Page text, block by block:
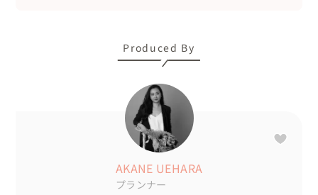
お子様ゲストは、会場内に設置されたキッズコーナーで終
おふたりのご両親も、楽しそうにお孫さんの子守をされて
結びは新婦様からの挨拶、サンクスムービーと続き、会場
新郎様からの謝辞、エンドロール上映後、
「宝くじ付きのサーターアンダギー」のプチギフトを会場
Produced By
AKANE UEHARA
プランナー